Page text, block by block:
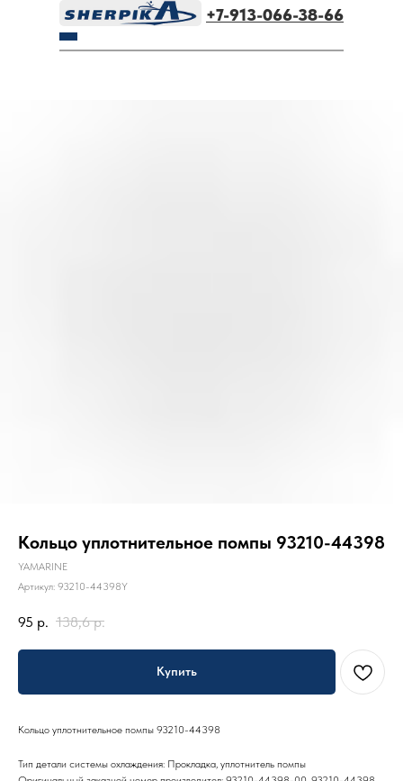
+7-913-066-38-66
Кольцо уплотнительное помпы 93210-44398
YAMARINE
Артикул: 93210-44398Y
95 р. 138,6 р.
Купить
Кольцо уплотнительное помпы 93210-44398
Тип детали системы охлаждения: Прокладка, уплотнитель помпы